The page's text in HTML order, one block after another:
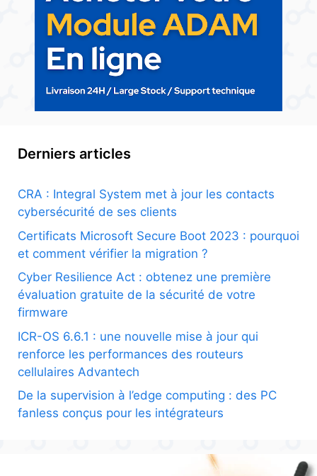
Derniers articles
CRA : Integral System met à jour les contacts
cybersécurité de ses clients
Certificats Microsoft Secure Boot 2023 : pourquoi
et comment vérifier la migration ?
Cyber Resilience Act : obtenez une première
évaluation gratuite de la sécurité de votre
firmware
ICR-OS 6.6.1 : une nouvelle mise à jour qui
renforce les performances des routeurs
cellulaires Advantech
De la supervision à l’edge computing : des PC
fanless conçus pour les intégrateurs